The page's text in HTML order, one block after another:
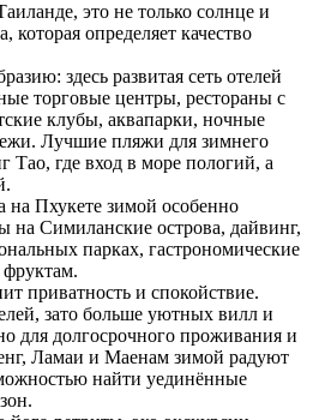
это не только солнце и
которая определяет качество
здесь развитая сеть отелей
торговые центры, рестораны с
клубы, аквапарки, ночные
Лучшие пляжи для зимнего
Тао, где вход в море пологий, а
на Пхукете зимой особенно
на Симиланские острова, дайвинг,
парках, гастрономические
приватность и спокойствие.
зато больше уютных вилл и
для долгосрочного проживания и
Ламаи и Маенам зимой радуют
найти уединённые